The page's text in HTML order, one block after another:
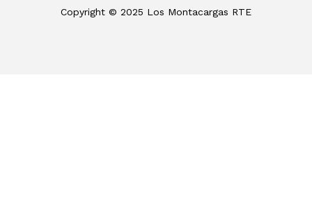
Copyright © 2025 Los Montacargas RTE